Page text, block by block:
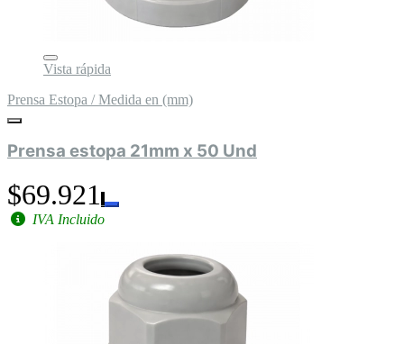
Vista rápida
Prensa Estopa / Medida en (mm)
Prensa estopa 21mm x 50 Und
$69.921
IVA Incluido